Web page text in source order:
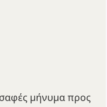
σαφές μήνυμα προς